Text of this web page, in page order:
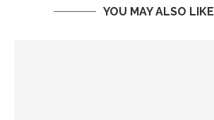
YOU MAY ALSO LIKE